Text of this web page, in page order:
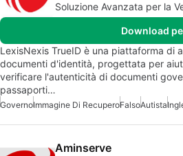
Soluzione Avanzata per la
Download
LexisNexis TrueID è una piattaforma di
documenti d'identità, progettata per
verificare l'autenticità di documenti
passaporti…
GovernoImmagine Di RecuperoFalsoAutista
Aminserve